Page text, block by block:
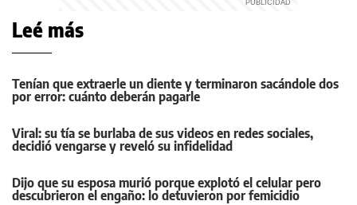
Leé más
Tenían que extraerle un diente y terminaron sacándole dos
por error: cuánto deberán pagarle
Viral: su tía se burlaba de sus videos en redes sociales,
decidió vengarse y reveló su infidelidad
Dijo que su esposa murió porque explotó el celular pero
descubrieron el engaño: lo detuvieron por femicidio